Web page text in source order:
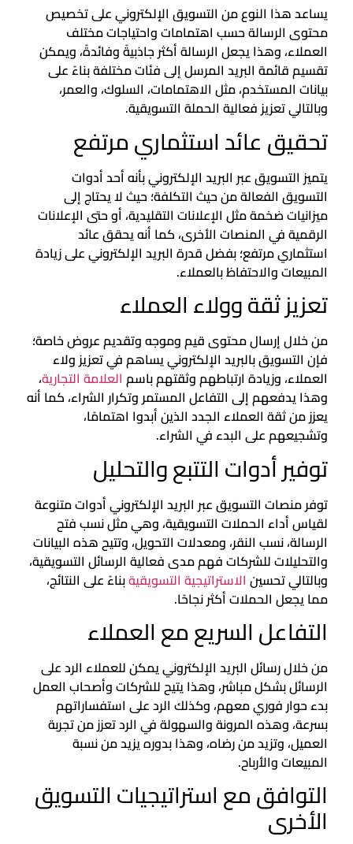
يساعد هذا النوع من التسويق الإلكتروني على تخصيص
محتوى الرسالة حسب اهتمامات واحتياجات مختلف
العملاء، وهذا يجعل الرسالة أكثر جاذبيةً وفائدةً، ويمكن
تقسيم قائمة البريد المرسل إلى فئات مختلفة بناءً على
بيانات المستخدم، مثل الاهتمامات، السلوك، والعمر،
وبالتالي تعزيز فعالية الحملة التسويقية.
تحقيق عائد استثماري مرتفع
يتميز التسويق عبر البريد الإلكتروني بأنه أحد أدوات
التسويق الفعالة من حيث التكلفة؛ حيث لا يحتاج إلى
ميزانيات ضخمة مثل الإعلانات التقليدية، أو حتى الإعلانات
الرقمية في المنصات الأخرى، كما أنه يحقق عائد
استثماري مرتفع؛ بفضل قدرة البريد الإلكتروني على زيادة
المبيعات والاحتفاظ بالعملاء.
تعزيز ثقة وولاء العملاء
من خلال إرسال محتوى قيم وموجه وتقديم عروض خاصة؛
فإن التسويق بالبريد الإلكتروني يساهم في تعزيز ولاء
العملاء، وزيادة ارتباطهم وثقتهم باسم العلامة التجارية،
وهذا يدفعهم إلى التفاعل المستمر وتكرار الشراء، كما أنه
يعزز من ثقة العملاء الجدد الذين أبدوا اهتمامًا،
وتشجيعهم على البدء في الشراء.
توفير أدوات التتبع والتحليل
توفر منصات التسويق عبر البريد الإلكتروني أدوات متنوعة
لقياس أداء الحملات التسويقية، وهي مثل نسب فتح
الرسالة، نسب النقر، ومعدلات التحويل، وتتيح هذه البيانات
والتحليلات للشركات فهم مدى فعالية الرسائل التسويقية،
وبالتالي تحسين الاستراتيجية التسويقيةبناءً على النتائج،
مما يجعل الحملات أكثر نجاحًا.
التفاعل السريع مع العملاء
من خلال رسائل البريد الإلكتروني يمكن للعملاء الرد على
الرسائل بشكل مباشر، وهذا يتيح للشركات وأصحاب العمل
بدء حوار فوري معهم، وكذلك الرد على استفساراتهم
بسرعة، وهذه المرونة والسهولة في الرد تعزز من تجربة
العميل، وتزيد من رضاه، وهذا بدوره يزيد من نسبة
المبيعات والأرباح.
التوافق مع استراتيجيات التسويق
الأخرى